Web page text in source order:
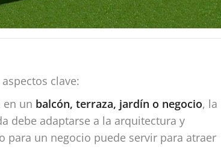
clave:
en un balcón, terraza, jardín o negocio, la
debe adaptarse a la arquitectura y
para un negocio puede servir para atraer